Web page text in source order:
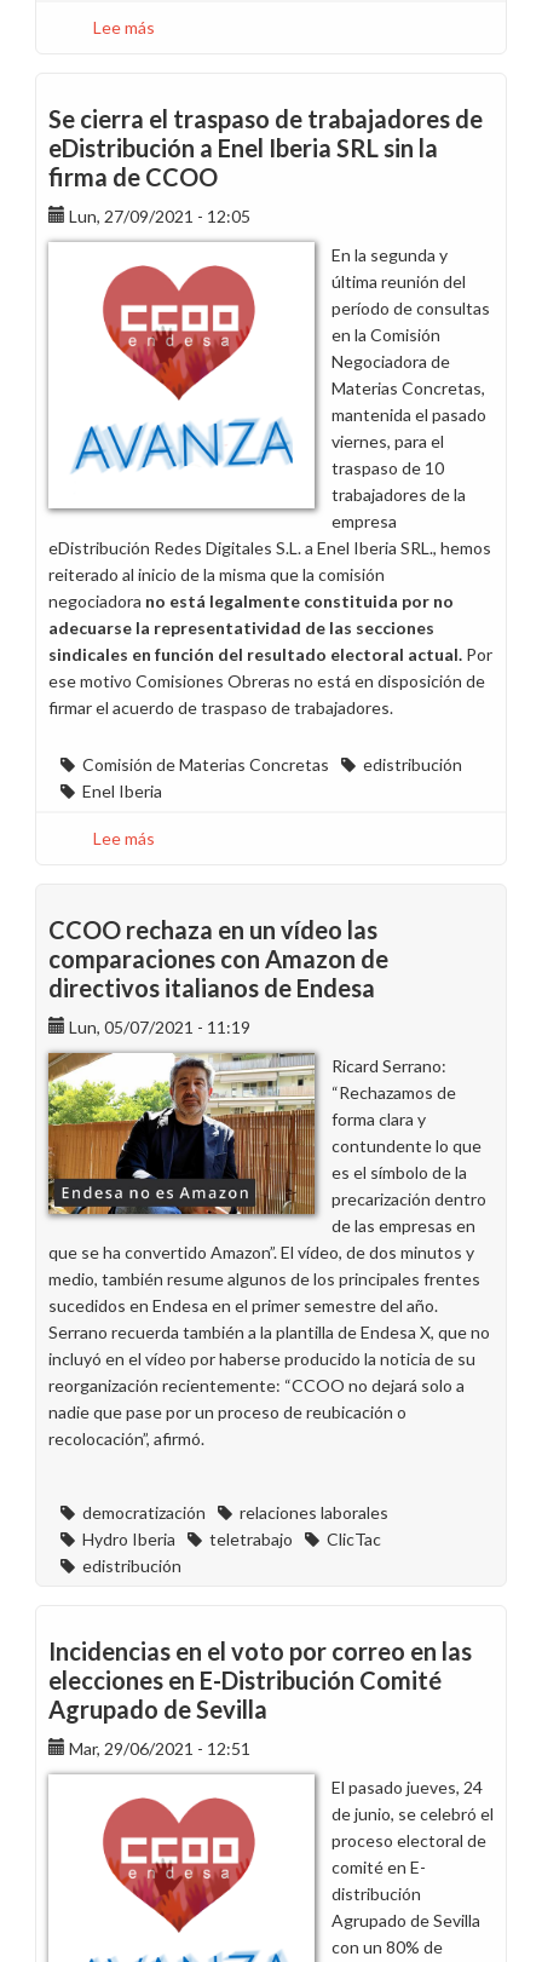
Lee más
peligro
de
extinción:
convocatoria
de
asamblea
mañana
Catalunya
Se cierra el traspaso de trabajadores de
eDistribución a Enel Iberia SRL sin la
firma de CCOO
Lun, 27/09/2021 - 12:05
En la segunda y
última reunión del
período de consultas
en la Comisión
Negociadora de
Materias Concretas,
mantenida el pasado
viernes, para el
traspaso de 10
trabajadores de la
empresa
eDistribución Redes Digitales S.L. a Enel Iberia SRL., hemos
reiterado al inicio de la misma que la comisión
negociadora no está legalmente constituida por no
adecuarse la representatividad de las secciones
sindicales en función del resultado electoral actual. Por
ese motivo Comisiones Obreras no está en disposición de
firmar el acuerdo de traspaso de trabajadores.
Comisión de Materias Concretas
edistribución
Enel Iberia
Lee más
el
traspaso
de
trabajadores
de
eDistribución
a
Enel
Iberia
SRL
sin
la
de
CCOO
CCOO rechaza en un vídeo las
comparaciones con Amazon de
directivos italianos de Endesa
Lun, 05/07/2021 - 11:19
Ricard Serrano:
“Rechazamos de
forma clara y
contundente lo que
es el símbolo de la
precarización dentro
de las empresas en
que se ha convertido Amazon”. El vídeo, de dos minutos y
medio, también resume algunos de los principales frentes
sucedidos en Endesa en el primer semestre del año.
Serrano recuerda también a la plantilla de Endesa X, que no
incluyó en el vídeo por haberse producido la noticia de su
reorganización recientemente: “CCOO no dejará solo a
nadie que pase por un proceso de reubicación o
recolocación”, afirmó.
democratización
relaciones laborales
Hydro Iberia
teletrabajo
ClicTac
edistribución
Incidencias en el voto por correo en las
elecciones en E-Distribución Comité
Agrupado de Sevilla
Mar, 29/06/2021 - 12:51
El pasado jueves, 24
de junio, se celebró el
proceso electoral de
comité en E-
distribución
Agrupado de Sevilla
con un 80% de